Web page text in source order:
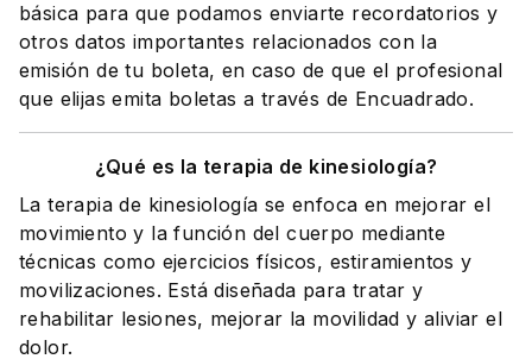
básica para que podamos enviarte recordatorios y
otros datos importantes relacionados con la
emisión de tu boleta, en caso de que el profesional
que elijas emita boletas a través de Encuadrado.
¿Qué es la terapia de kinesiología?
La terapia de kinesiología se enfoca en mejorar el
movimiento y la función del cuerpo mediante
técnicas como ejercicios físicos, estiramientos y
movilizaciones. Está diseñada para tratar y
rehabilitar lesiones, mejorar la movilidad y aliviar el
dolor.